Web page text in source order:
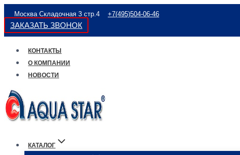
Перейти
содержимому
Москва Складочная 3 стр.4 +7(495)504-06-46
ЗАКАЗАТЬ ЗВОНОК
КОНТАКТЫ
О КОМПАНИИ
НОВОСТИ
КАТАЛОГ